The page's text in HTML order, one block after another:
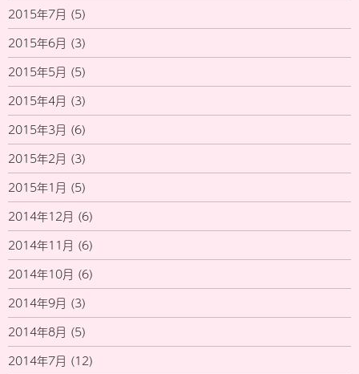
2015年7月 (5)
2015年6月 (3)
2015年5月 (5)
2015年4月 (3)
2015年3月 (6)
2015年2月 (3)
2015年1月 (5)
2014年12月 (6)
2014年11月 (6)
2014年10月 (6)
2014年9月 (3)
2014年8月 (5)
2014年7月 (12)